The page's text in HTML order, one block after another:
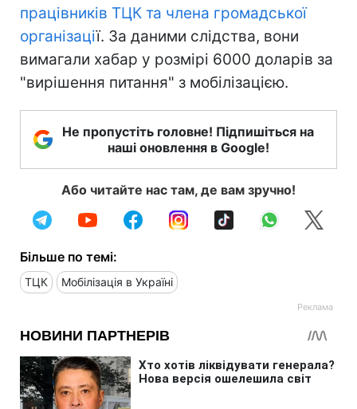
працівників ТЦК та члена громадської
організації. За даними слідства, вони
вимагали хабар у розмірі 6000 доларів за
"вирішення питання" з мобілізацією.
Не пропустіть головне! Підпишіться на
наші оновлення в Google!
Або читайте нас там, де вам зручно!
Більше по темі:
ТЦК Мобілізація в Україні